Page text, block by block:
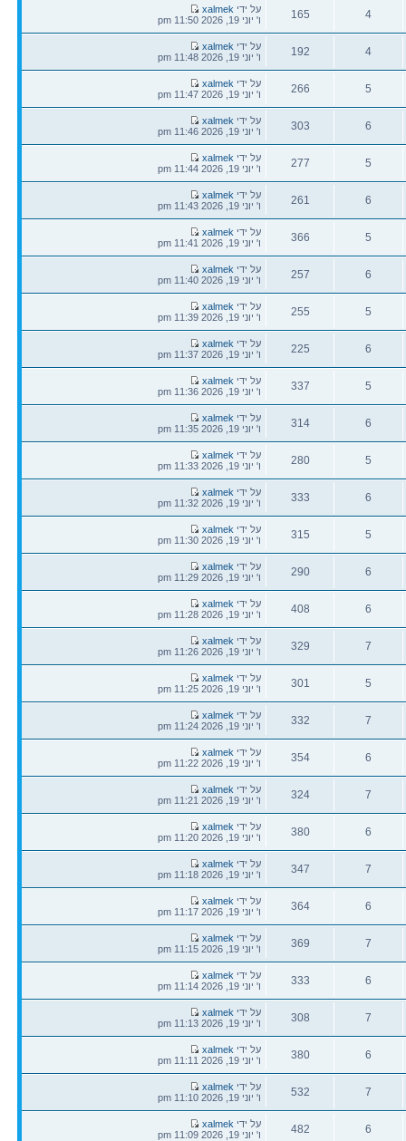
4
תגובות
165
צפיות
הודעה
אחרונה
על ידי xalmek
ו' יוני 19, 2026 11:50 pm
4
תגובות
192
צפיות
הודעה
אחרונה
על ידי xalmek
ו' יוני 19, 2026 11:48 pm
5
תגובות
266
צפיות
הודעה
אחרונה
על ידי xalmek
ו' יוני 19, 2026 11:47 pm
6
תגובות
303
צפיות
הודעה
אחרונה
על ידי xalmek
ו' יוני 19, 2026 11:46 pm
5
תגובות
277
צפיות
הודעה
אחרונה
על ידי xalmek
ו' יוני 19, 2026 11:44 pm
6
תגובות
261
צפיות
הודעה
אחרונה
על ידי xalmek
ו' יוני 19, 2026 11:43 pm
5
תגובות
366
צפיות
הודעה
אחרונה
על ידי xalmek
ו' יוני 19, 2026 11:41 pm
6
תגובות
257
צפיות
הודעה
אחרונה
על ידי xalmek
ו' יוני 19, 2026 11:40 pm
5
תגובות
255
צפיות
הודעה
אחרונה
על ידי xalmek
ו' יוני 19, 2026 11:39 pm
6
תגובות
225
צפיות
הודעה
אחרונה
על ידי xalmek
ו' יוני 19, 2026 11:37 pm
5
תגובות
337
צפיות
הודעה
אחרונה
על ידי xalmek
ו' יוני 19, 2026 11:36 pm
6
תגובות
314
צפיות
הודעה
אחרונה
על ידי xalmek
ו' יוני 19, 2026 11:35 pm
5
תגובות
280
צפיות
הודעה
אחרונה
על ידי xalmek
ו' יוני 19, 2026 11:33 pm
6
תגובות
333
צפיות
הודעה
אחרונה
על ידי xalmek
ו' יוני 19, 2026 11:32 pm
5
תגובות
315
צפיות
הודעה
אחרונה
על ידי xalmek
ו' יוני 19, 2026 11:30 pm
6
תגובות
290
צפיות
הודעה
אחרונה
על ידי xalmek
ו' יוני 19, 2026 11:29 pm
6
תגובות
408
צפיות
הודעה
אחרונה
על ידי xalmek
ו' יוני 19, 2026 11:28 pm
7
תגובות
329
צפיות
הודעה
אחרונה
על ידי xalmek
ו' יוני 19, 2026 11:26 pm
5
תגובות
301
צפיות
הודעה
אחרונה
על ידי xalmek
ו' יוני 19, 2026 11:25 pm
7
תגובות
332
צפיות
הודעה
אחרונה
על ידי xalmek
ו' יוני 19, 2026 11:24 pm
6
תגובות
354
צפיות
הודעה
אחרונה
על ידי xalmek
ו' יוני 19, 2026 11:22 pm
7
תגובות
324
צפיות
הודעה
אחרונה
על ידי xalmek
ו' יוני 19, 2026 11:21 pm
6
תגובות
380
צפיות
הודעה
אחרונה
על ידי xalmek
ו' יוני 19, 2026 11:20 pm
7
תגובות
347
צפיות
הודעה
אחרונה
על ידי xalmek
ו' יוני 19, 2026 11:18 pm
6
תגובות
364
צפיות
הודעה
אחרונה
על ידי xalmek
ו' יוני 19, 2026 11:17 pm
7
תגובות
369
צפיות
הודעה
אחרונה
על ידי xalmek
ו' יוני 19, 2026 11:15 pm
6
תגובות
333
צפיות
הודעה
אחרונה
על ידי xalmek
ו' יוני 19, 2026 11:14 pm
7
תגובות
308
צפיות
הודעה
אחרונה
על ידי xalmek
ו' יוני 19, 2026 11:13 pm
6
תגובות
380
צפיות
הודעה
אחרונה
על ידי xalmek
ו' יוני 19, 2026 11:11 pm
7
תגובות
532
צפיות
הודעה
אחרונה
על ידי xalmek
ו' יוני 19, 2026 11:10 pm
6
482
הודעה
אחרונה
על ידי xalmek
ו' יוני 19, 2026 11:09 pm